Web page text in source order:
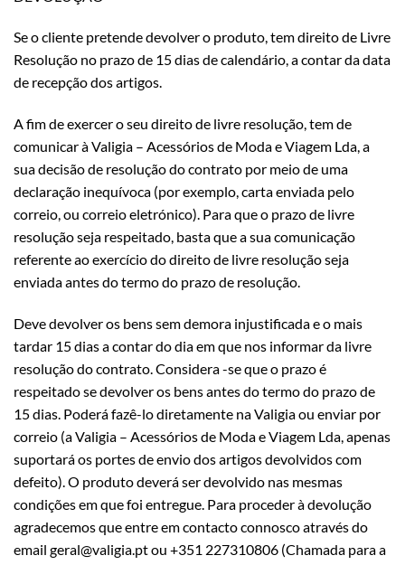
Se o cliente pretende devolver o produto, tem direito de Livre
Resolução no prazo de 15 dias de calendário, a contar da data
de recepção dos artigos.
A fim de exercer o seu direito de livre resolução, tem de
comunicar à Valigia – Acessórios de Moda e Viagem Lda, a
sua decisão de resolução do contrato por meio de uma
declaração inequívoca (por exemplo, carta enviada pelo
correio, ou correio eletrónico). Para que o prazo de livre
resolução seja respeitado, basta que a sua comunicação
referente ao exercício do direito de livre resolução seja
enviada antes do termo do prazo de resolução.
Deve devolver os bens sem demora injustificada e o mais
tardar 15 dias a contar do dia em que nos informar da livre
resolução do contrato. Considera -se que o prazo é
respeitado se devolver os bens antes do termo do prazo de
15 dias. Poderá fazê-lo diretamente na Valigia ou enviar por
correio (a Valigia – Acessórios de Moda e Viagem Lda, apenas
suportará os portes de envio dos artigos devolvidos com
defeito). O produto deverá ser devolvido nas mesmas
condições em que foi entregue. Para proceder à devolução
agradecemos que entre em contacto connosco através do
email geral@valigia.pt ou +351 227310806 (Chamada para a